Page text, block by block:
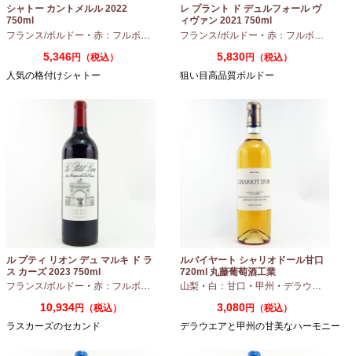
シャトー カントメルル 2022
750ml
フランス/ボルドー ・ 赤：フルボディ カベルネ・カベルネフラン ・プティヴェル
5,346円（税込）
人気の格付けシャトー
レ プラント ド デュルフォール ヴ
ィヴァン 2021 750ml
フランス/ボルドー ・ 赤：フルボディ
5,830円（税込）
狙い目高品質ボルドー
ル プティ リオン デュ マルキ ド ラ
ス カーズ 2023 750ml
フランス/ボルドー ・ 赤：フルボディ
10,934円（税込）
ラスカーズのセカンド
ルバイヤート シャリオドール甘口
720ml 丸藤葡萄酒工業
山梨 ・ 白：甘口 ・ 甲州 ・ デラウエア
3,080円（税込）
デラウエアと甲州の甘美なハーモニー